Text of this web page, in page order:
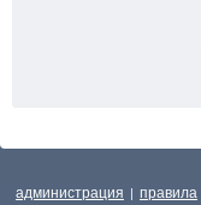
администрация | правила